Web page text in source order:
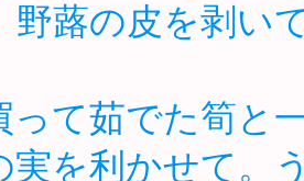
野蕗の皮を剥い
って茹でた筍と
実を利かせて。